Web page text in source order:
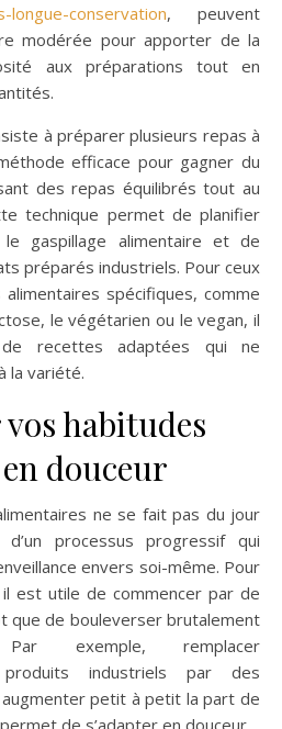
longue-conservation, peuvent
modérée pour apporter de la
aux préparations tout en
à préparer plusieurs repas à
efficace pour gagner du
des repas équilibrés tout au
technique permet de planifier
gaspillage alimentaire et de
préparés industriels. Pour ceux
spécifiques, comme
le végétarien ou le vegan, il
recettes adaptées qui ne
la variété.
habitudes
douceur
ne se fait pas du jour
processus progressif qui
envers soi-même. Pour
est utile de commencer par de
que de bouleverser brutalement
exemple, remplacer
industriels par des
petit à petit la part de
de s’adapter en douceur.